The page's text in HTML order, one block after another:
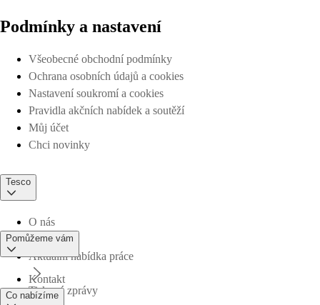
Podmínky a nastavení
Všeobecné obchodní podmínky
Ochrana osobních údajů a cookies
Nastavení soukromí a cookies
Pravidla akčních nabídek a soutěží
Můj účet
Chci novinky
Tesco
O nás
Aktuální nabídka práce
Tiskové zprávy
Pomůžeme vám
Kontakt
Co nabízíme